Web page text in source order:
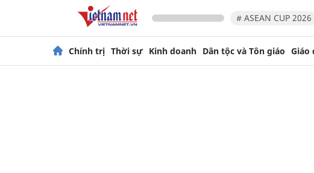
# ASEAN CUP 2026
Chính trị Thời sự Kinh doanh Dân tộc và Tôn giáo Giáo